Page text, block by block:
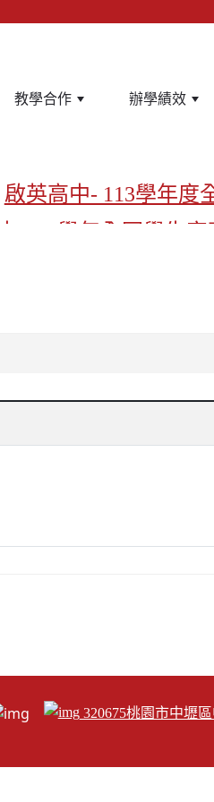
教學合作 辦學績效
啟英高中- 113學年度
-113學年全國學生
320675桃園市中壢